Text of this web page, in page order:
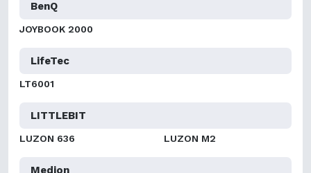
BenQ
JOYBOOK 2000
LifeTec
LT6001
LITTLEBIT
LUZON 636 LUZON M2
Medion